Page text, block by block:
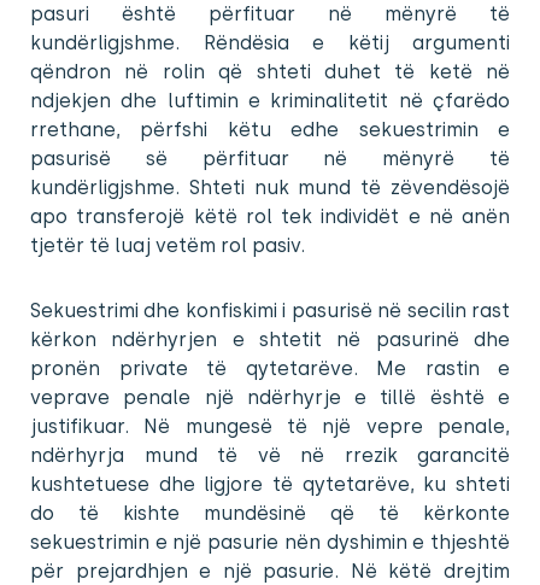
pasuri është përfituar në mënyrë të
kundërligjshme. Rëndësia e këtij argumenti
qëndron në rolin që shteti duhet të ketë në
ndjekjen dhe luftimin e kriminalitetit në çfarëdo
rrethane, përfshi këtu edhe sekuestrimin e
pasurisë së përfituar në mënyrë të
kundërligjshme. Shteti nuk mund të zëvendësojë
apo transferojë këtë rol tek individët e në anën
tjetër të luaj vetëm rol pasiv.
Sekuestrimi dhe konfiskimi i pasurisë në secilin rast
kërkon ndërhyrjen e shtetit në pasurinë dhe
pronën private të qytetarëve. Me rastin e
veprave penale një ndërhyrje e tillë është e
justifikuar. Në mungesë të një vepre penale,
ndërhyrja mund të vë në rrezik garancitë
kushtetuese dhe ligjore të qytetarëve, ku shteti
do të kishte mundësinë që të kërkonte
sekuestrimin e një pasurie nën dyshimin e thjeshtë
për prejardhjen e një pasurie. Në këtë drejtim